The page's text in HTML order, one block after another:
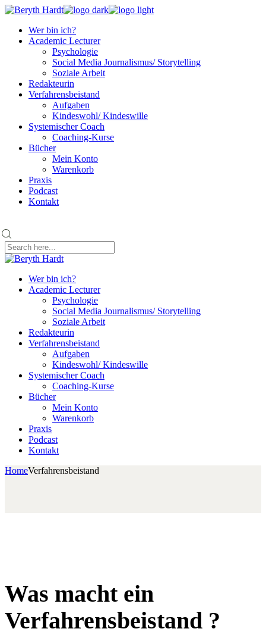
Skip
content
Wer bin ich?
Academic Lecturer
Psychologie
Social Media Journalismus/ Storytelling
Soziale Arbeit
Redakteurin
Verfahrensbeistand
Aufgaben
Kindeswohl/ Kindeswille
Systemischer Coach
Coaching-Kurse
Bücher
Mein Konto
Warenkorb
Praxis
Podcast
Kontakt
Wer bin ich?
Academic Lecturer
Psychologie
Social Media Journalismus/ Storytelling
Soziale Arbeit
Redakteurin
Verfahrensbeistand
Aufgaben
Kindeswohl/ Kindeswille
Systemischer Coach
Coaching-Kurse
Bücher
Mein Konto
Warenkorb
Praxis
Podcast
Kontakt
HomeVerfahrensbeistand
Was macht ein
Verfahrensbeistand ?